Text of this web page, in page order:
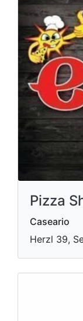
Pizza
Caseario
Herzl 39,